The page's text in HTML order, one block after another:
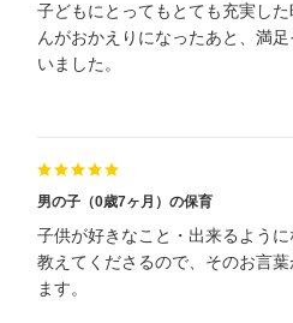
子どもにとってもとても充実し
んがおかえりになったあと、満
いました。
男の子（0歳7ヶ月）の保育
子供が好きなこと・出来るよう
教えてくださるので、そのお言
ます。